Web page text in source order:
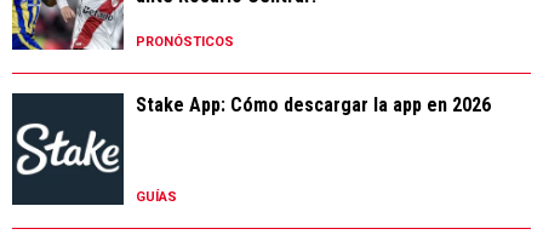
PRONÓSTICOS
Stake App: Cómo descargar la app en 2026
GUÍAS